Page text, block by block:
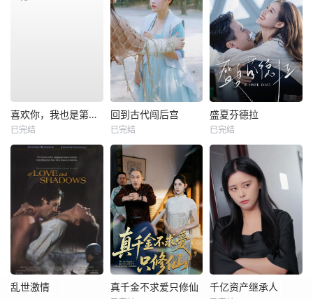
喜欢你，我也是第一部
已完结
回到古代闯后宫
已完结
盛夏芬德拉
已完结
乱世激情 真千金不求爱只修仙 千亿资产继承人